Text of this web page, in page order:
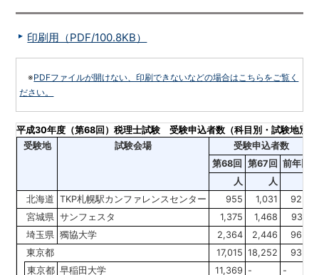
印刷用（PDF/100.8KB）
※PDFファイルが開けない、印刷できないなどの場合はこちらをご覧く
ださい。
平成30年度（第68回）税理士試験 受験申込者数（科目別・試験地別）
受験地
試験会場
受験申込者数
第68回
第67回 前年比
人
人
北海道
TKP札幌駅カンファレンスセンター 955 1,031
92.6
宮城県 サンフェスタ 1,375 1,468
93.7
埼玉県 獨協大学 2,364 2,446
96.6
東京都
17,015 18,252
93.2
東京都 早稲田大学 11,369 - -